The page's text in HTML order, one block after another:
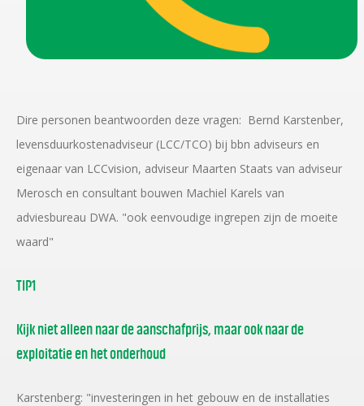
Dire personen beantwoorden deze vragen: Bernd Karstenber,
levensduurkostenadviseur (LCC/TCO) bij bbn adviseurs en
eigenaar van LCCvision, adviseur Maarten Staats van adviseur
Merosch en consultant bouwen Machiel Karels van
adviesbureau DWA. "ook eenvoudige ingrepen zijn de moeite
waard"
TIP1
Kijk niet alleen naar de aanschafprijs, maar ook naar de
exploitatie en het onderhoud
Karstenberg: "investeringen in het gebouw en de installaties